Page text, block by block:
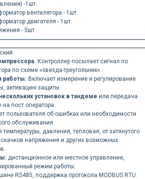
-1шт.
вентилятора - 1шт.
двигателя - 1шт.
- 5шт.
Контроллер посылает сигнал по
по схеме «звезда-треугольник».
работы. Включает измерение и регулирование
активацию защиты.
установок в тандеме или передача
пост оператора.
пользователя об ошибках или необходимости
обслуживания.
давления, тепловая, от затянутого
напряжения и других возможных
дистанционное или местное управление,
режим работы.
RS485, поддержка протокола MODBUS RTU.